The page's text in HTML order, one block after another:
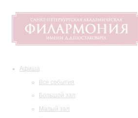
Афиша
Все события
Большой зал
Малый зал